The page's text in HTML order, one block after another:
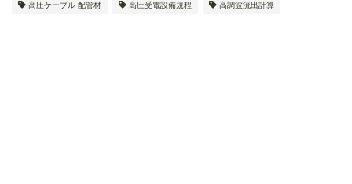
高圧ケーブル 配管材 高圧受電設備規程 高調波流出計算